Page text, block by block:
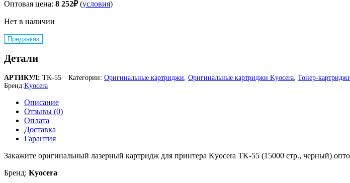
Оптовая цена: 8 252₽(условия)
Нет в наличии
Предзаказ
Детали
АРТИКУЛ: TK-55 Категории: Оригинальные картриджи Оригинальные картриджи Kyocera Тонер-
Бренд:Kyocera
Описание
Отзывы (0)
Оплата
Доставка
Гарантия
Закажите оригинальный лазерный картридж для принтера Kyocera TK-55 (15000 стр., черный)
Бренд: Kyocera